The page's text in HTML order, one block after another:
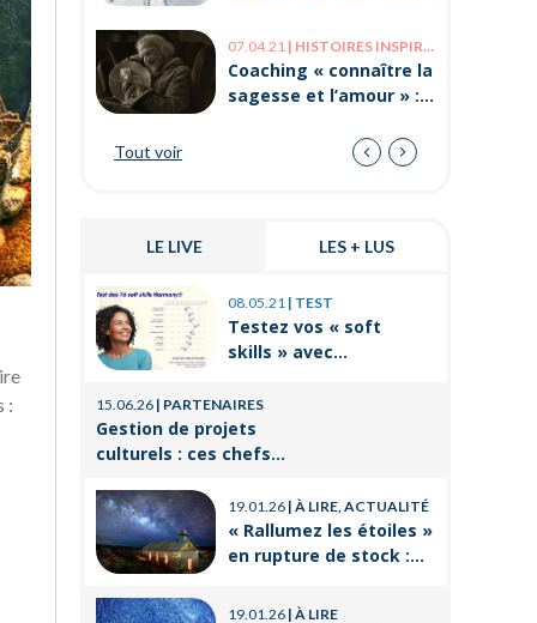
:
l’ascension du mont
Blanc
07.04.21 | HISTOIRES INSPIRANTES
Coaching « connaître la
sagesse et l’amour » :
Tout voir
LE LIVE LES + LUS
08.05.21 | TEST
Testez vos « soft
skills » avec
15.06.26 | PARTENAIRES
Gestion de projets
culturels : ces chefs
qui font vivre la culture
19.01.26 | À LIRE, ACTUALITÉ
« Rallumez les étoiles »
en rupture de stock :
d’Emeric Lebreton dès
19.01.26 | À LIRE